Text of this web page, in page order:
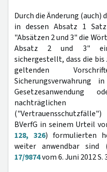
Durch die Änderung (auch)
in dessen Absatz 1
"Absätzen 2 und 3" die
Absatz 2 und 3"
sichergestellt, dass die bis
geltenden
Sicherungsverwahrung
nachträglichen
BVerfG in seinem Urteil
128, 326) formulierten
weiter anwendbar sind
17/9874vom 6. Juni 2012 S.